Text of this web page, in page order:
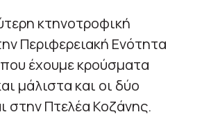
κτηνοτροφική
Περιφερειακή Ενότητα
έχουμε κρούσματα
μάλιστα και οι δύο
στην Πτελέα Κοζάνης.